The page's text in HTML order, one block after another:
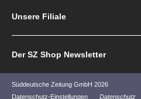
Unsere Filiale
Der SZ Shop Newsletter
Süddeutsche Zeitung GmbH 2026
Datenschutz-Einstellungen
Datenschutz